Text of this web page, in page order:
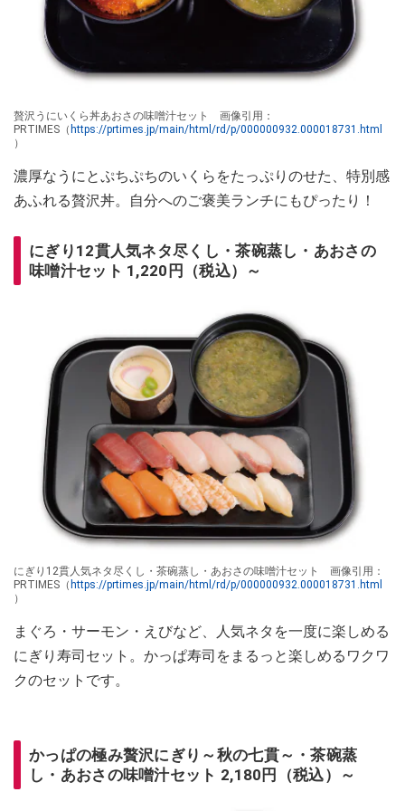
贅沢うにいくら丼あおさの味噌汁セット 画像引用：
PRTIMES（ https://prtimes.jp/main/html/rd/p/000000932.000018731.html
）
濃厚なうにとぷちぷちのいくらをたっぷりのせた、特別感
あふれる贅沢丼。自分へのご褒美ランチにもぴったり！
にぎり12貫人気ネタ尽くし・茶碗蒸し・あおさの
味噌汁セット 1,220円（税込）～
にぎり12貫人気ネタ尽くし・茶碗蒸し・あおさの味噌汁セット 画像引用：
PRTIMES（ https://prtimes.jp/main/html/rd/p/000000932.000018731.html
）
まぐろ・サーモン・えびなど、人気ネタを一度に楽しめる
にぎり寿司セット。かっぱ寿司をまるっと楽しめるワクワ
クのセットです。
かっぱの極み贅沢にぎり～秋の七貫～・茶碗蒸
し・あおさの味噌汁セット 2,180円（税込）～